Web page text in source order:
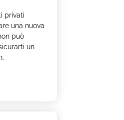
privati
una nuova
può
un